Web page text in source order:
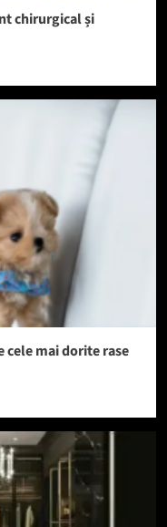
chirurgical și
cele mai dorite rase